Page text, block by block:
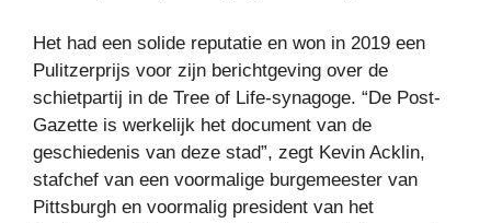
Het had een solide reputatie en won in 2019 een
Pulitzerprijs voor zijn berichtgeving over de
schietpartij in de Tree of Life-synagoge. “De Post-
Gazette is werkelijk het document van de
geschiedenis van deze stad”, zegt Kevin Acklin,
stafchef van een voormalige burgemeester van
Pittsburgh en voormalig president van het